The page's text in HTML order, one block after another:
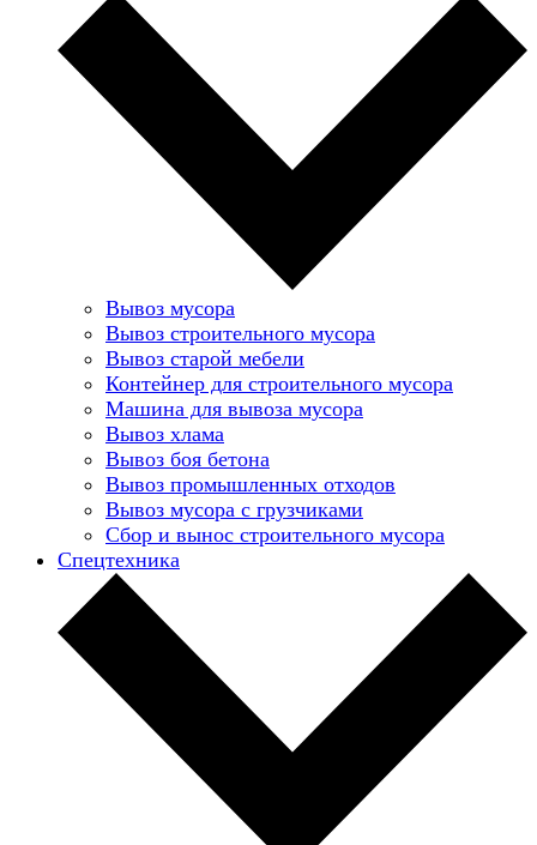
Вывоз мусора
Вывоз строительного мусора
Вывоз старой мебели
Контейнер для строительного мусора
Машина для вывоза мусора
Вывоз хлама
Вывоз боя бетона
Вывоз промышленных отходов
Вывоз мусора с грузчиками
Сбор и вынос строительного мусора
Спецтехника